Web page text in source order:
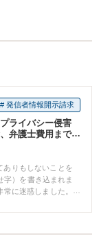
い
# 発信者情報開示請求
ライバシー侵害
弁護士費用まで
ありもしないことを
字）を書き込まれま
に迷惑しました。
わせることができま